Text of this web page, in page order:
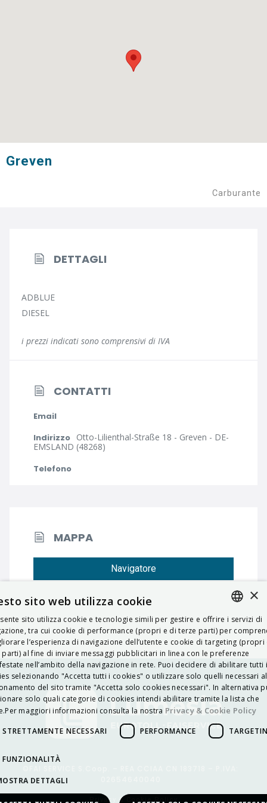
Greven
Carburante
DETTAGLI
ADBLUE
DIESEL
i prezzi indicati sono comprensivi di IVA
CONTATTI
Email
Indirizzo Otto-Lilienthal-Straße 18 - Greven - DE-
EMSLAND (48268)
Telefono
MAPPA
Navigatore
Privacy & Cookie Policy
ITALIAN
ENGLISH
FRENCH
HUNGARIAN
DEUTSCH
POLSKI
×
sito web utilizza cookie
sito utilizza cookie e tecnologie simili per gestire e offrire i servizi di
tra cui cookie di performance (propri e di terze parti) per
l’esperienza di navigazione dell’utente e cookie di targeting (propri
parti) al fine di inviare messaggi pubblicitari in linea con le preferenze
nell’ambito della navigazione in rete. Puoi decidere di abilitare tutti i
selezionando "Accetta tutti i cookies" o utilizzare solo quelli necessari al
del sito tramite "Accetta solo cookies necessari". In alternativa
solo quali categorie di cookies intendi abilitare tramite la lista che
maggiori informazioni consulta la nostra Privacy & Cookie Policy
STRETTAMENTE NECESSARI PERFORMANCE
FUNZIONALITÀ
DETTAGLI